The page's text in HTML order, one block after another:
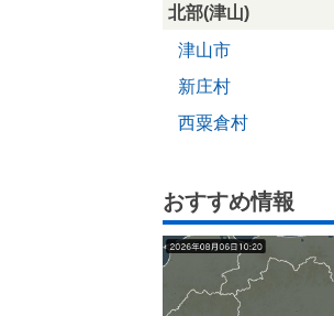
北部(津山)
津山市
新庄村
西粟倉村
おすすめ情報